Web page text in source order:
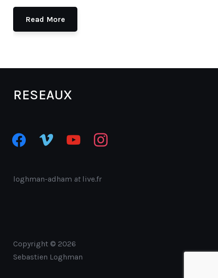
Read More
RESEAUX
facebookvimeo youtube instagram
loghman-adham atlive.fr
Copyright © 2026
Sebastien Loghman